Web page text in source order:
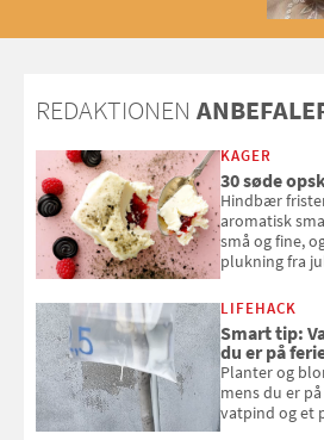
REDAKTIONEN
KAGER
30 søde
Hindbær
aromatisk
små og fine,
plukning fra
kan bruge
bagværk og
LIFEHACK
Smart tip:
du er på
Planter og
mens du er
vatpind og et